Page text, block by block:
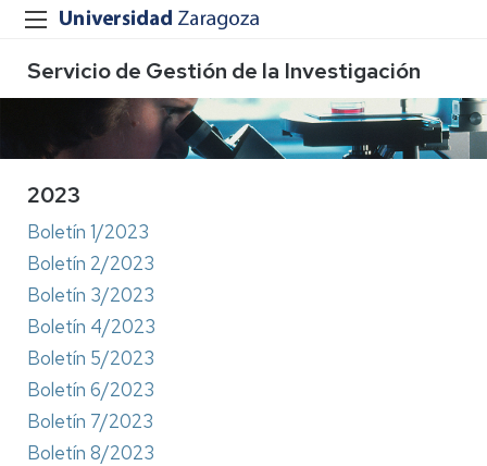
Servicio de Gestión de la Investigación
2023
Boletín 1/2023
Boletín 2/2023
Boletín 3/2023
Boletín 4/2023
Boletín 5/2023
Boletín 6/2023
Boletín 7/2023
Boletín 8/2023